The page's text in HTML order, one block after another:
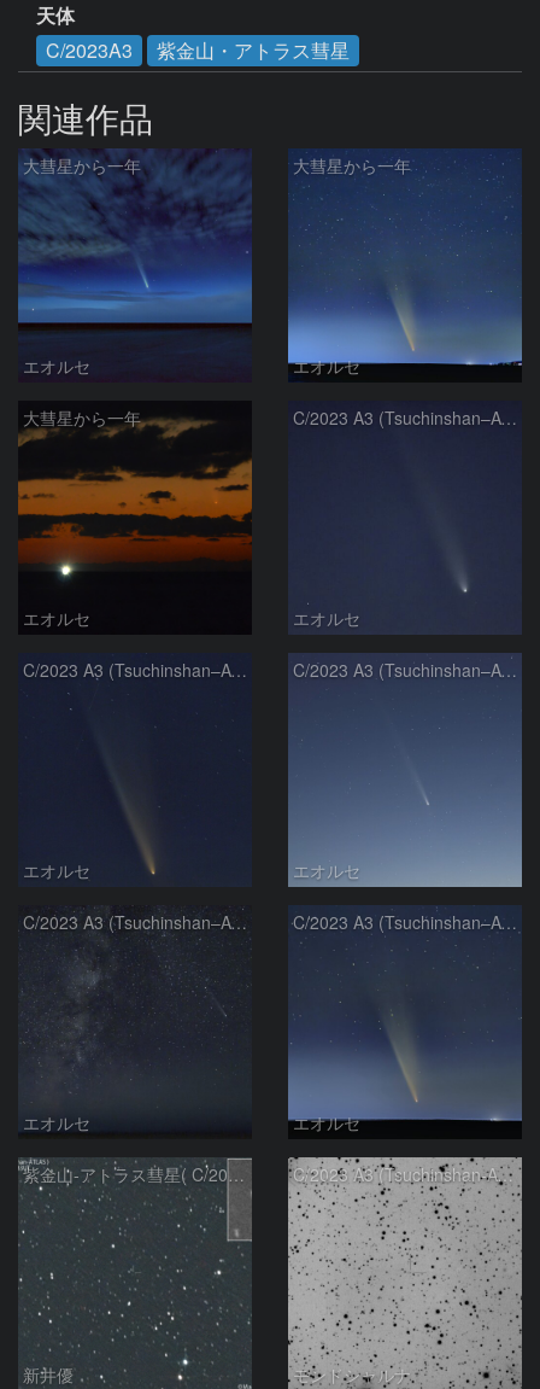
天体
C/2023A3
紫金山・アトラス彗星
関連作品
大彗星から一年
エオルセ
大彗星から一年
エオルセ
大彗星から一年
エオルセ
C/2023 A3 (Tsuchinshan–ATLAS)
エオルセ
C/2023 A3 (Tsuchinshan–ATLAS)
エオルセ
C/2023 A3 (Tsuchinshan–ATLAS)
エオルセ
C/2023 A3 (Tsuchinshan–ATLAS)と天の川
エオルセ
C/2023 A3 (Tsuchinshan–ATLAS)
エオルセ
紫金山-アトラス彗星( C/2023A3 )：2025/09/16
新井優
C/2023 A3 (Tsuchinshan-ATLAS)
モンドシャルナ